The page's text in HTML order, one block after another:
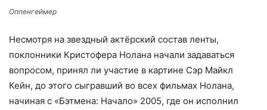
Оппенгеймер
Несмотря на звездный актёрский состав ленты,
поклонники Кристофера Нолана начали задаваться
вопросом, принял ли участие в картине Сэр Майкл
Кейн, до этого сыгравший во всех фильмах Нолана,
начиная с «Бэтмена: Начало» 2005, где он исполнил